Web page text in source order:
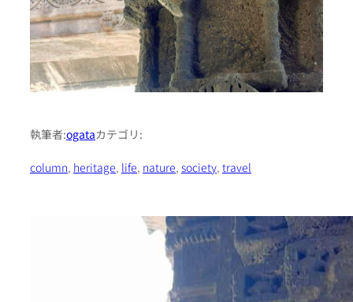
執筆者:ogataカテゴリ:
column, heritage, life, nature, society, travel